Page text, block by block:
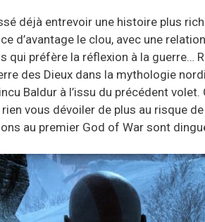
déjà entrevoir une histoire plus
d’avantage le clou, avec une
qui préfère la réflexion à la guerre…
des Dieux dans la mythologie
Baldur à l’issu du précédent
vous dévoiler de plus au risque
au premier God of War sont